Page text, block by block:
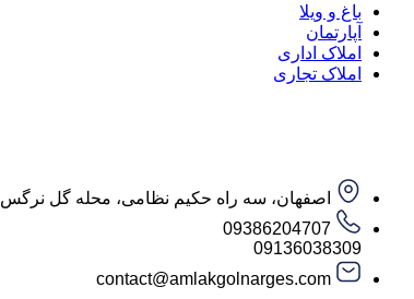
باغ و ویلا
آپارتمان
املاک اداری
املاک تجاری
اصفهان، سه راه حکیم نظامی، محله گل نرگس
09386204707
09136038309
contact@amlakgolnarges.com